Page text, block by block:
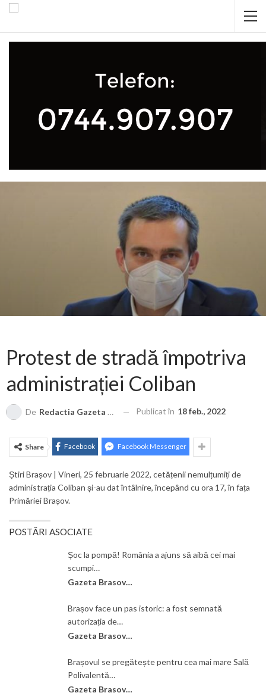
Protest de stradă împotriva
administrației Coliban
De Redactia Gazeta Brașovului Publicat în 18 feb., 2022
Share Facebook Facebook Messenger
Știri Brașov | Vineri, 25 februarie 2022, cetățenii nemulțumiți de
administrația Coliban și-au dat întâlnire, începând cu ora 17, în fața
Primăriei Brașov.
POSTĂRI ASOCIATE
Șoc la pompă! România a ajuns să aibă cei mai
scumpi…
Gazeta Brasovului
Brașov face un pas istoric: a fost semnată
autorizația de…
Gazeta Brasovului
Brașovul se pregătește pentru cea mai mare Sală
Polivalentă…
Gazeta Brasovului